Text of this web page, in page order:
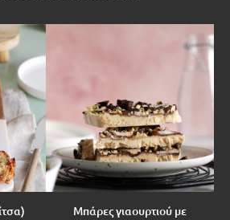
Μπάρες γιαουρτιού με